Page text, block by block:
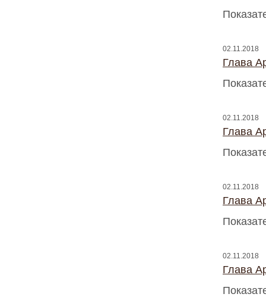
02.11.2018
Глава
02.11.2018
Глава
02.11.2018
Глава
02.11.2018
Глава